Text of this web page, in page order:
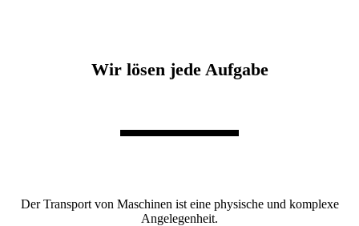
Wir lösen jede Aufgabe
Der Transport von Maschinen ist eine physische und komplexe
Angelegenheit.